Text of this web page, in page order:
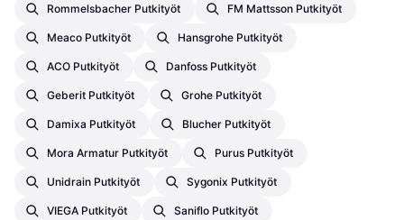
Rommelsbacher Putkityöt FM Mattsson Putkityöt
Meaco Putkityöt Hansgrohe Putkityöt
ACO Putkityöt Danfoss Putkityöt
Geberit Putkityöt Grohe Putkityöt
Damixa Putkityöt Blucher Putkityöt
Mora Armatur Putkityöt Purus Putkityöt
Unidrain Putkityöt Sygonix Putkityöt
VIEGA Putkityöt Saniflo Putkityöt